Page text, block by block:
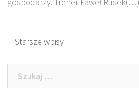
Nawigacja
po
wpisach
Starsze wpisy
Szukaj: